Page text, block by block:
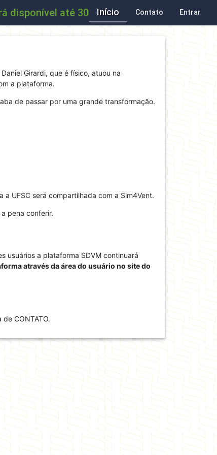
disponível até 30 de julho para a conclusão
Início Contato Entrar
Girardi, que é físico, atuou na
a plataforma.
de passar por uma grande transformação.
UFSC será compartilhada com a Sim4Vent.
pena conferir.
usuários a plataforma SDVM continuará
através da área do usuário no site do
CONTATO.